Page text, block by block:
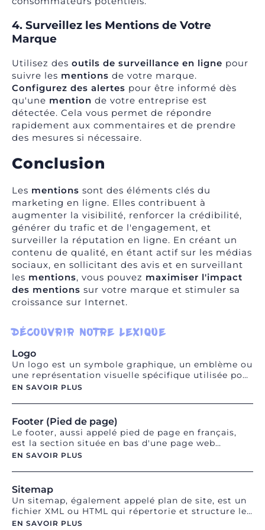
4. Surveillez les Mentions de Votre
Marque
Utilisez des outils de surveillance en ligne pour
suivre les mentions de votre marque.
Configurez des alertes pour être informé dès
qu'une mention de votre entreprise est
détectée. Cela vous permet de répondre
rapidement aux commentaires et de prendre
des mesures si nécessaire.
Conclusion
Les mentions sont des éléments clés du
marketing en ligne. Elles contribuent à
augmenter la visibilité, renforcer la crédibilité,
générer du trafic et de l'engagement, et
surveiller la réputation en ligne. En créant un
contenu de qualité, en étant actif sur les médias
sociaux, en sollicitant des avis et en surveillant
les mentions, vous pouvez maximiser l'impact
des mentions sur votre marque et stimuler sa
croissance sur Internet.
DÉCOUVRIR NOTRE LEXIQUE
Logo
Un logo est un symbole graphique, un emblème ou
une représentation visuelle spécifique utilisée pour
identifier une entreprise, une marque, un produit
facilement reconnaissable et mémorable, et
représente l'identité visuelle d'une entité. Un logo
peut être composé d'un nom de marque stylisé,
d'icônes, de symboles, de formes ou de
combinaisons visuelles uniques. Il est utilisé sur
divers supports de communication tels que les
sites web, les produits, les emballages, les
d'incarner l'image de marque et d'établir une
connexion avec les clients et les utilisateurs.
EN SAVOIR PLUS
Footer (Pied de page)
Le footer, aussi appelé pied de page en français,
est la section située en bas d'une page web
contenant des informations complémentaires, des
EN SAVOIR PLUS
Sitemap
Un sitemap, également appelé plan de site, est un
fichier XML ou HTML qui répertorie et structure les
différentes pages d'un site web. Il sert à informer
EN SAVOIR PLUS